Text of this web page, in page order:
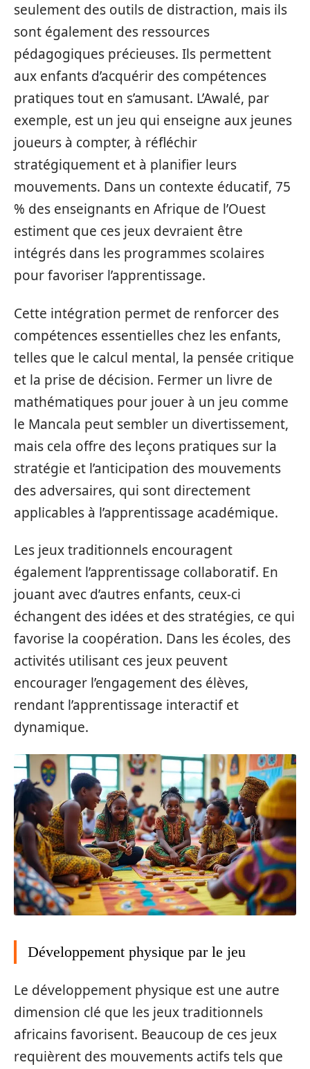
seulement des outils de distraction, mais ils
sont également des ressources
pédagogiques précieuses. Ils permettent
aux enfants d’acquérir des compétences
pratiques tout en s’amusant. L’Awalé, par
exemple, est un jeu qui enseigne aux jeunes
joueurs à compter, à réfléchir
stratégiquement et à planifier leurs
mouvements. Dans un contexte éducatif, 75
% des enseignants en Afrique de l’Ouest
estiment que ces jeux devraient être
intégrés dans les programmes scolaires
pour favoriser l’apprentissage.
Cette intégration permet de renforcer des
compétences essentielles chez les enfants,
telles que le calcul mental, la pensée critique
et la prise de décision. Fermer un livre de
mathématiques pour jouer à un jeu comme
le Mancala peut sembler un divertissement,
mais cela offre des leçons pratiques sur la
stratégie et l’anticipation des mouvements
des adversaires, qui sont directement
applicables à l’apprentissage académique.
Les jeux traditionnels encouragent
également l’apprentissage collaboratif. En
jouant avec d’autres enfants, ceux-ci
échangent des idées et des stratégies, ce qui
favorise la coopération. Dans les écoles, des
activités utilisant ces jeux peuvent
encourager l’engagement des élèves,
rendant l’apprentissage interactif et
dynamique.
Développement physique par le jeu
Le développement physique est une autre
dimension clé que les jeux traditionnels
africains favorisent. Beaucoup de ces jeux
requièrent des mouvements actifs tels que